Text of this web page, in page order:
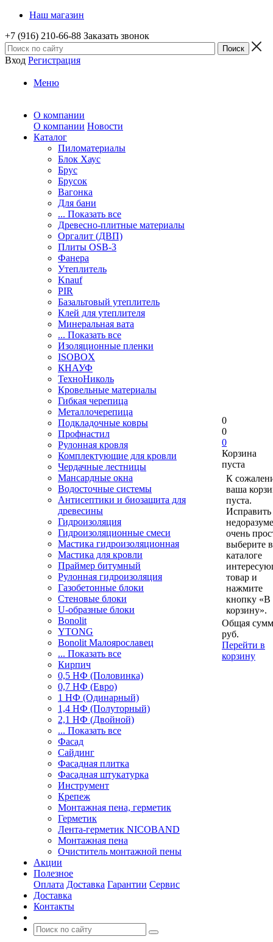
Наш магазин
+7 (916) 210-66-88 Заказать звонок
Вход Регистрация
Меню
О компании
О компании Новости
Каталог
Пиломатериалы
Блок Хаус
Брус
Брусок
Вагонка
Для бани
... Показать все
Древесно-плитные материалы
Оргалит (ДВП)
Плиты OSB-3
Фанера
Утеплитель
Knauf
PIR
Базальтовый утеплитель
Клей для утеплителя
Минеральная вата
... Показать все
Изоляционные пленки
ISOBOX
КНАУФ
ТехноНиколь
Кровельные материалы
Гибкая черепица
Металлочерепица
Подкладочные ковры
Профнастил
Рулонная кровля
Комплектующие для кровли
Чердачные лестницы
Мансардные окна
Водосточные системы
Антисептики и биозащита для
древесины
Гидроизоляция
Гидроизоляционные смеси
Мастика гидроизоляционная
Мастика для кровли
Праймер битумный
Рулонная гидроизоляция
Газобетонные блоки
Стеновые блоки
U-образные блоки
Bonolit
YTONG
Bonolit Малоярославец
... Показать все
Кирпич
0,5 НФ (Половинка)
0,7 НФ (Евро)
1 НФ (Одинарный)
1,4 НФ (Полуторный)
2,1 НФ (Двойной)
... Показать все
Фасад
Сайдинг
Фасадная плитка
Фасадная штукатурка
Инструмент
Крепеж
Монтажная пена, герметик
Герметик
Лента-герметик NICOBAND
Монтажная пена
Очиститель монтажной пены
Акции
Полезное
Оплата Доставка Гарантии Сервис
Доставка
Контакты
0
0
0
Корзина
пуста
К
ваша
пуста.
Исправить
очень
выберите в
каталоге
товар и
нажмите
кнопку «В
корзину».
Общая
руб.
Перейти в
корзину